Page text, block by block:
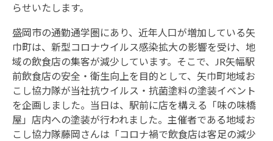
らせいたします。
盛岡市の通勤通学圏にあり、近年人口が増加している矢
巾町は、新型コロナウイルス感染拡大の影響を受け、地
域の飲食店の集客が減少しています。そこで、JR矢幅駅
前飲食店の安全・衛生向上を目的として、矢巾町地域お
こし協力隊が当社抗ウイルス・抗菌塗料の塗装イベント
を企画しました。当日は、駅前に店を構える「味の味橋
屋」店内への塗装が行われました。主催者である地域お
こし協力隊藤岡さんは「コロナ禍で飲食店は客足の減少